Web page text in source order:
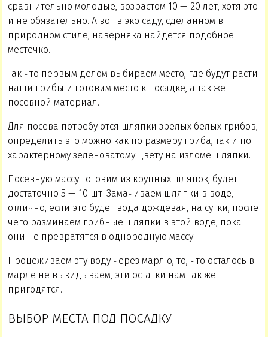
сравнительно молодые, возрастом 10 — 20 лет, хотя это
и не обязательно. А вот в эко саду, сделанном в
природном стиле, наверняка найдется подобное
местечко.
Так что первым делом выбираем место, где будут расти
наши грибы и готовим место к посадке, а так же
посевной материал.
Для посева потребуются шляпки зрелых белых грибов,
определить это можно как по размеру гриба, так и по
характерному зеленоватому цвету на изломе шляпки.
Посевную массу готовим из крупных шляпок, будет
достаточно 5 — 10 шт. Замачиваем шляпки в воде,
отлично, если это будет вода дождевая, на сутки, после
чего разминаем грибные шляпки в этой воде, пока
они не превратятся в однородную массу.
Процеживаем эту воду через марлю, то, что осталось в
марле не выкидываем, эти остатки нам так же
пригодятся.
ВЫБОР МЕСТА ПОД ПОСАДКУ